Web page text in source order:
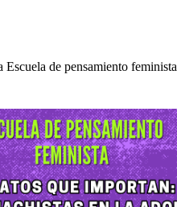
de pensamiento feminista